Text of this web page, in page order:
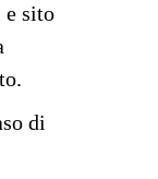
e sito
di